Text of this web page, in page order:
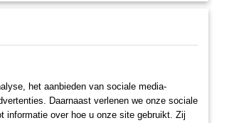
het aanbieden van sociale media-
Daarnaast verlenen we onze sociale
informatie over hoe u onze site gebruikt. Zij